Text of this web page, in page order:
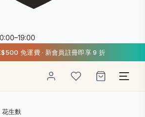
免運費 · 新會員註冊即享 9 折
花生麩